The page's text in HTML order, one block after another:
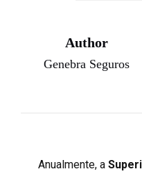
Author
Genebra Seguros
Anualmente, a